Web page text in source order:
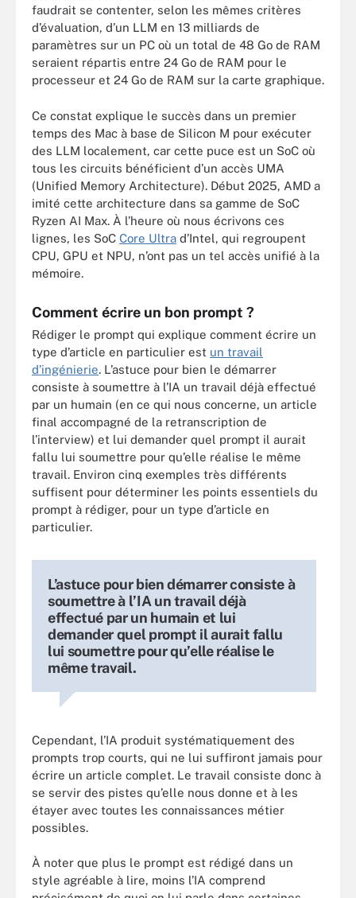
faudrait se contenter, selon les mêmes critères
d’évaluation, d’un LLM en 13 milliards de
paramètres sur un PC où un total de 48 Go de RAM
seraient répartis entre 24 Go de RAM pour le
processeur et 24 Go de RAM sur la carte graphique.
Ce constat explique le succès dans un premier
temps des Mac à base de Silicon M pour exécuter
des LLM localement, car cette puce est un SoC où
tous les circuits bénéficient d’un accès UMA
(Unified Memory Architecture). Début 2025, AMD a
imité cette architecture dans sa gamme de SoC
Ryzen AI Max. À l’heure où nous écrivons ces
lignes, les SoC Core Ultra d’Intel, qui regroupent
CPU, GPU et NPU, n’ont pas un tel accès unifié à la
mémoire.
Comment écrire un bon prompt ?
Rédiger le prompt qui explique comment écrire un
type d’article en particulier est un travail
d’ingénierie. L’astuce pour bien le démarrer
consiste à soumettre à l’IA un travail déjà effectué
par un humain (en ce qui nous concerne, un article
final accompagné de la retranscription de
l’interview) et lui demander quel prompt il aurait
fallu lui soumettre pour qu’elle réalise le même
travail. Environ cinq exemples très différents
suffisent pour déterminer les points essentiels du
prompt à rédiger, pour un type d’article en
particulier.
L’astuce pour bien démarrer consiste à
soumettre à l’IA un travail déjà
effectué par un humain et lui
demander quel prompt il aurait fallu
lui soumettre pour qu’elle réalise le
même travail.
Cependant, l’IA produit systématiquement des
prompts trop courts, qui ne lui suffiront jamais pour
écrire un article complet. Le travail consiste donc à
se servir des pistes qu’elle nous donne et à les
étayer avec toutes les connaissances métier
possibles.
À noter que plus le prompt est rédigé dans un
style agréable à lire, moins l’IA comprend